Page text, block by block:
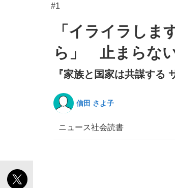
「クマが悪者扱いされてい
キングの誕生を、目撃せよ
#1
「イライラし
ら」 止まらな
『家族と国家は共謀する
信田 さよ子
ニュース社会読書